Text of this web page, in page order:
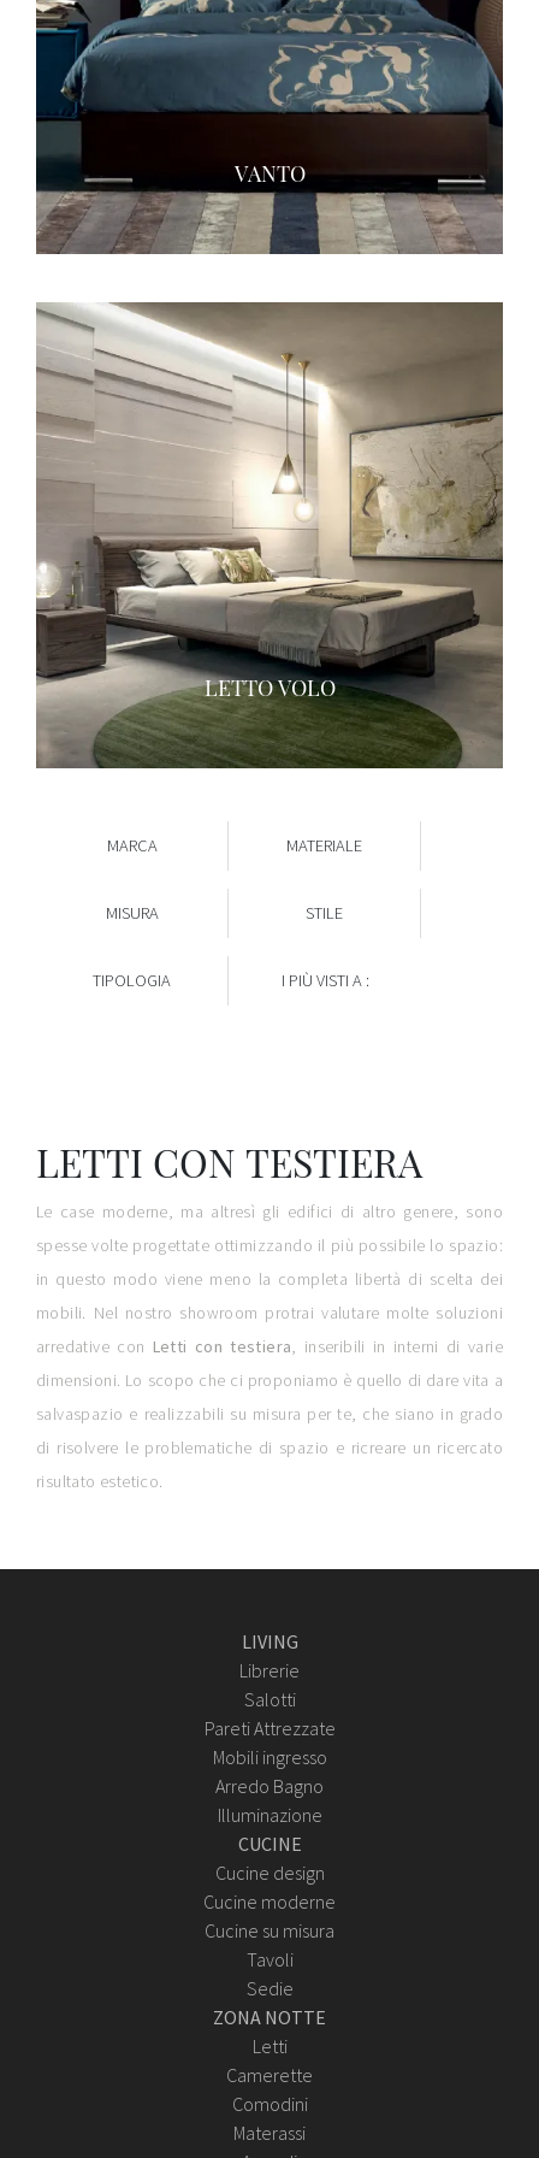
MARCA MATERIALE
MISURA STILE
TIPOLOGIA I PIÙ VISTI A :
VANTO
LETTO VOLO
LETTI CON TESTIERA
Le case moderne, ma altresì gli edifici di altro genere, sono
spesse volte progettate ottimizzando il più possibile lo spazio:
in questo modo viene meno la completa libertà di scelta dei
mobili. Nel nostro showroom protrai valutare molte soluzioni
arredative con Letti con testiera, inseribili in interni di varie
dimensioni. Lo scopo che ci proponiamo è quello di dare vita a
salvaspazio e realizzabili su misura per te, che siano in grado
di risolvere le problematiche di spazio e ricreare un ricercato
risultato estetico.
LIVING
Librerie
Salotti
Pareti Attrezzate
Mobili ingresso
Arredo Bagno
Illuminazione
CUCINE
Cucine design
Cucine moderne
Cucine su misura
Tavoli
Sedie
ZONA NOTTE
Letti
Camerette
Comodini
Materassi